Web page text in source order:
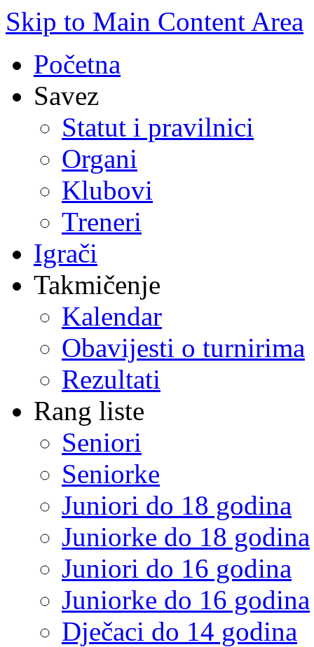
Skip to Main Content Area
Početna
Savez
Statut i pravilnici
Organi
Klubovi
Treneri
Igrači
Takmičenje
Kalendar
Obavijesti o turnirima
Rezultati
Rang liste
Seniori
Seniorke
Juniori do 18 godina
Juniorke do 18 godina
Juniori do 16 godina
Juniorke do 16 godina
Dječaci do 14 godina